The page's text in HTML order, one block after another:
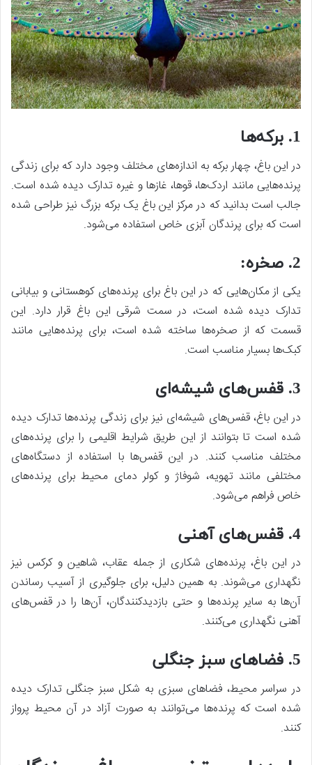
1. برکه‌ها
در این باغ، چهار برکه به اندازه‌های مختلف وجود دارد که برای زندگی
پرنده‌هایی مانند اردک‌ها، قو‌ها، غازها و غیره تدارک دیده شده است.
جالب است بدانید که در مرکز این باغ یک برکه بزرگ نیز طراحی شده
است که برای پرندگان آبزی خاص استفاده می‌شود.
2. صخره:
یکی از مکان‌هایی که در این باغ برای پرنده‌های کوهستانی و بیابانی
تدارک دیده شده است، در سمت شرقی این باغ قرار دارد. این
قسمت که از صخره‌ها ساخته شده است، برای پرنده‌هایی مانند
کبک‌ها بسیار مناسب است.
3. قفس‌های شیشه‌ای
در این باغ، قفس‌های شیشه‌ای نیز برای زندگی پرنده‌ها تدارک دیده
شده است تا بتوانند از این طریق شرایط اقلیمی را برای پرنده‌های
مختلف مناسب کنند. در این قفس‌ها با استفاده از دستگاه‌های
مختلفی مانند تهویه، شوفاژ و کولر دمای محیط برای پرنده‌های
خاص فراهم می‌شود.
4. قفس‌های آهنی
در این باغ، پرنده‌های شکاری از جمله عقاب، شاهین و کرکس نیز
نگهداری می‌شوند. به همین دلیل، برای جلوگیری از آسیب رساندن
آن‌ها به سایر پرنده‌ها و حتی بازدیدکنندگان، آن‌ها را در قفس‌های
آهنی نگهداری می‌کنند.
5. فضاهای سبز جنگلی
در سراسر محیط، فضاهای سبزی به شکل سبز جنگلی تدارک دیده
شده است که پرنده‌ها می‌توانند به صورت آزاد در آن محیط پرواز
کنند.